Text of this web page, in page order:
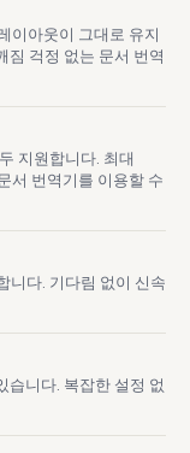
이아웃이 그대로 유지
짐 걱정 없는 문서 번역
지원합니다. 최대
서 번역기를 이용할 수
니다. 기다림 없이 신속
습니다. 복잡한 설정 없